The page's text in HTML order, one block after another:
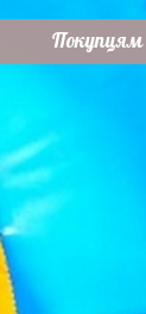
Покупцям